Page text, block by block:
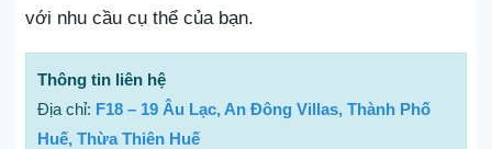
với nhu cầu cụ thể của bạn.
Thông tin liên hệ
Địa chỉ: F18 – 19 Âu Lạc, An Đông Villas, Thành Phố
Huế, Thừa Thiên Huế